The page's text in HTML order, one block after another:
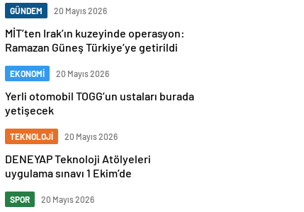
GÜNDEM 20 Mayıs 2026
MİT’ten Irak’ın kuzeyinde operasyon:
Ramazan Güneş Türkiye’ye getirildi
EKONOMİ 20 Mayıs 2026
Yerli otomobil TOGG’un ustaları burada
yetişecek
TEKNOLOJİ 20 Mayıs 2026
DENEYAP Teknoloji Atölyeleri
uygulama sınavı 1 Ekim’de
SPOR 20 Mayıs 2026